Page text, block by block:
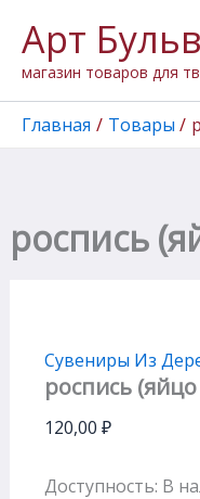
содержимому
Арт
магазин товаров для
Главная Товары
роспись
Сувениры Из
роспись
120,00 ₽
Доступность: В
товара
роспись
(яйцо
В06
D04,5)